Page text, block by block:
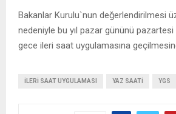
Bakanlar Kurulu`nun değerlendirilmesi
nedeniyle bu yıl pazar gününü
gece ileri saat uygulamasına
ILERI SAAT UYGULAMASI YAZ SAATI YGS